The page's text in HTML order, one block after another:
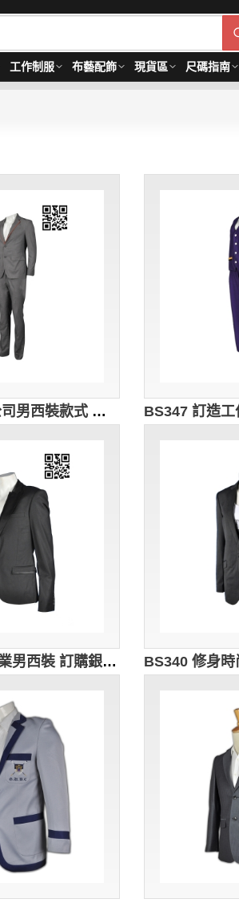
工作制服 布藝配飾 現貨區 尺碼指南
BS350 製作公司男西裝款式 訂做男西裝款式 旅遊接待 導遊制服 旅行社制服 設計男西裝款式 西裝製衣廠
BS341訂造職業男西裝 訂購銀行西裝外套 設計西裝外套款式 訂造男西裝褸 平做西裝供應商